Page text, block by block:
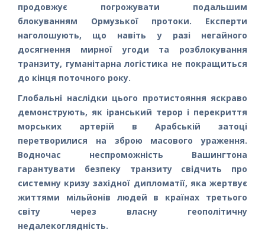
продовжує погрожувати подальшим
блокуванням Ормузької протоки. Експерти
наголошують, що навіть у разі негайного
досягнення мирної угоди та розблокування
транзиту, гуманітарна логістика не покращиться
до кінця поточного року.
Глобальні наслідки цього протистояння яскраво
демонструють, як іранський терор і перекриття
морських артерій в Арабській затоці
перетворилися на зброю масового ураження.
Водночас неспроможність Вашингтона
гарантувати безпеку транзиту свідчить про
системну кризу західної дипломатії, яка жертвує
життями мільйонів людей в країнах третього
світу через власну геополітичну
недалекоглядність.